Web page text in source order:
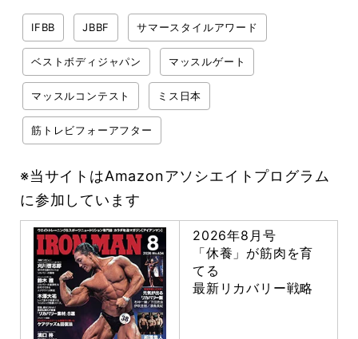
IFBB JBBF サマースタイルアワード
ベストボディジャパン マッスルゲート
マッスルコンテスト ミス日本
筋トレビフォーアフター
※当サイトはAmazonアソシエイトプログラム
に参加しています
2026年8月号
「休養」が筋肉を育
てる
最新リカバリー戦略